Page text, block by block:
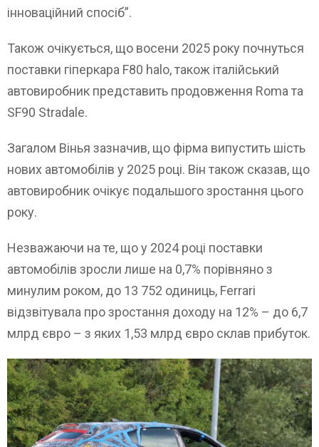
інноваційний спосіб”.
Також очікується, що восени 2025 року почнуться
поставки гіперкара F80 halo, також італійський
автовиробник представить продовження Roma та
SF90 Stradale.
Загалом Вінья зазначив, що фірма випустить шість
нових автомобілів у 2025 році. Він також сказав, що
автовиробник очікує подальшого зростання цього
року.
Незважаючи на те, що у 2024 році поставки
автомобілів зросли лише на 0,7% порівняно з
минулим роком, до 13 752 одиниць, Ferrari
відзвітувала про зростання доходу на 12% – до 6,7
млрд євро – з яких 1,53 млрд євро склав прибуток.